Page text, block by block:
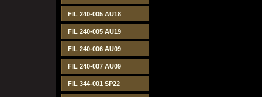
FIL 240-005 AU18
FIL 240-005 AU19
FIL 240-006 AU09
FIL 240-007 AU09
FIL 344-001 SP22